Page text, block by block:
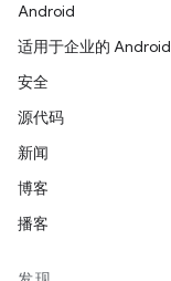
Android
适用于企业的 Android
安全
源代码
新闻
博客
播客